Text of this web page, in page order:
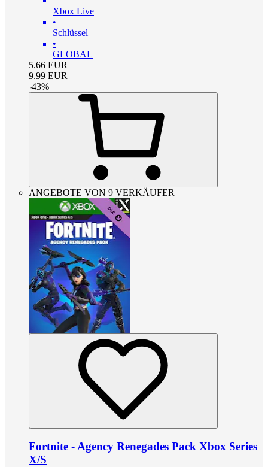
Xbox Live
•
Schlüssel
•
GLOBAL
5.66 EUR
9.99 EUR
-43%
ANGEBOTE VON 9 VERKÄUFER
Fortnite - Agency Renegades Pack Xbox Series
X/S